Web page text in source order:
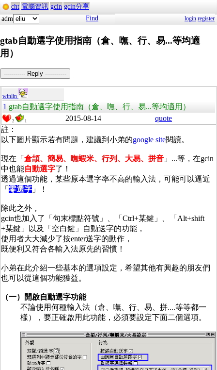
cht 電腦資訊 gcin gcin分享
adm
Find login register
gtab自動選字使用指南（倉、嘸、行、易...等均適
用）
----------- Reply -----------
winlin
1 gtab自動選字使用指南（倉、嘸、行、易...等均適用）
2 1 2015-08-14
quote
註：
以下圖片顯示若有問題，建議到小弟的google site閱讀。
現在「 倉頡、簡易、嘸蝦米、行列、大易、拼音 」...等，在gcin
中也能自動選字了！
透過這個功能，某些原本選字率不高的輸入法，可能可以逼近
「 零選字 」！
除此之外，
gcin也加入了「句末標點符號」、「Ctrl+某鍵」、「Alt+shift
+某鍵」以及「空白鍵」自動送字的功能，
使用者大大減少了按enter送字的動作，
既便利又符合各輸入法原先的習慣！
小弟在此介紹一些基本的選項設定，希望其他有興趣的朋友們
也可以從這個功能獲益。
（一）開啟自動選字功能
不論使用何種輸入法（倉、嘸、行、易、拼....等等都一
樣），要正確啟用此功能，必須要設定下面二個選項。